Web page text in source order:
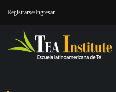
Registrarse/Ingresar